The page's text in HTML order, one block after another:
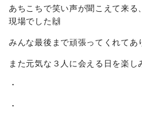
あちこちで笑い声が聞こえて来
現場でした🙌
みんな最後まで頑張ってくれてあ
また元気な３人に会える日を楽し
・
・